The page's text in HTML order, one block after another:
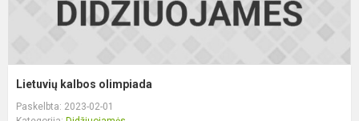
Lietuvių kalbos olimpiada
Paskelbta: 2023-02-01